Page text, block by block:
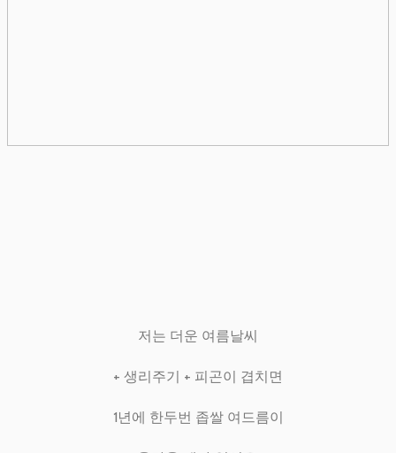
저는 더운 여름날씨
+ 생리주기 + 피곤이 겹치면
1년에 한두번 좁쌀 여드름이